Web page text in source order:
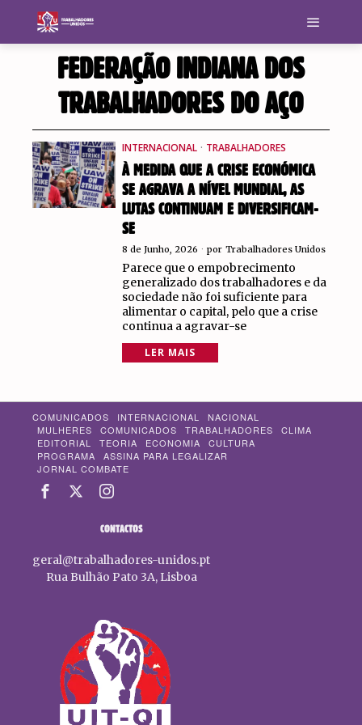
FEDERAÇÃO INDIANA DOS
TRABALHADORES DO AÇO
INTERNACIONAL · TRABALHADORES
À MEDIDA QUE A CRISE ECONÓMICA
SE AGRAVA A NÍVEL MUNDIAL, AS
LUTAS CONTINUAM E DIVERSIFICAM-
SE
8 de Junho, 2026 por Trabalhadores Unidos
Parece que o empobrecimento
generalizado dos trabalhadores e da
sociedade não foi suficiente para
alimentar o capital, pelo que a crise
continua a agravar-se
LER MAIS
COMUNICADOS INTERNACIONAL
NACIONAL
MULHERES
COMUNICADOS TRABALHADORES
CLIMA
EDITORIAL
TEORIA ECONOMIA
CULTURA
PROGRAMA
ASSINA PARA LEGALIZAR
JORNAL COMBATE
CONTACTOS
geral@trabalhadores-unidos.pt
Rua Bulhão Pato 3A, Lisboa